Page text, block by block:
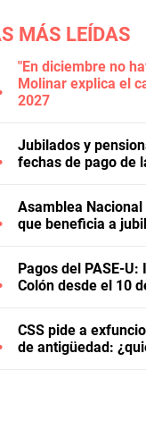
MÁS LEÍDAS
"En diciembre no
Molinar explica el
2027
Jubilados y
fechas de pago de
Asamblea
que beneficia a
Pagos del PASE-
Colón desde el 10
CSS pide a
de antigüedad: